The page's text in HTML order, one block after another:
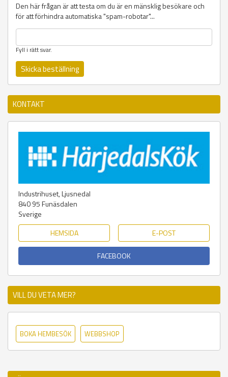
Den här frågan är att testa om du är en mänsklig besökare och
för att förhindra automatiska "spam-robotar"...
Fyll i rätt svar.
KONTAKT
Industrihuset, Ljusnedal
840 95Funäsdalen
Sverige
HEMSIDA
E-POST
FACEBOOK
VILL DU VETA MER?
BOKA HEMBESÖK WEBBSHOP